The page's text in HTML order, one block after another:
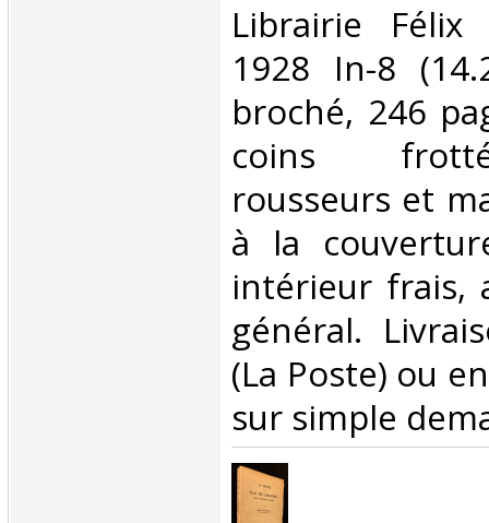
‎Librairie Félix
1928 In-8
broché, 246
coins
rousseurs et
à la
intérieur frais,
général.
(La Poste) ou
sur simple